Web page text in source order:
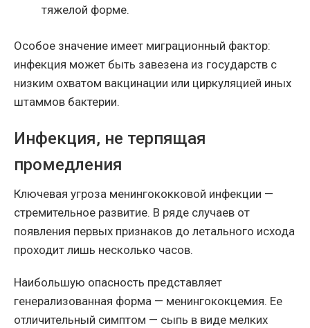
тяжелой форме.
Особое значение имеет миграционный фактор:
инфекция может быть завезена из государств с
низким охватом вакцинации или циркуляцией иных
штаммов бактерии.
Инфекция, не терпящая
промедления
Ключевая угроза менингококковой инфекции —
стремительное развитие. В ряде случаев от
появления первых признаков до летального исхода
проходит лишь несколько часов.
Наибольшую опасность представляет
генерализованная форма — менингококцемия. Ее
отличительный симптом — сыпь в виде мелких